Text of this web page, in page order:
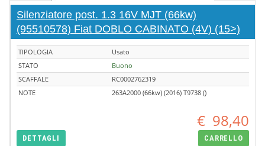
Silenziatore post. 1.3 16V MJT (66kw)
(95510578) Fiat DOBLO CABINATO (4V) (15>)
TIPOLOGIA
Usato
STATO
Buono
SCAFFALE
RC0002762319
NOTE
263A2000 (66kw) (2016) T9738 ()
€ 98,40
DETTAGLI CARRELLO